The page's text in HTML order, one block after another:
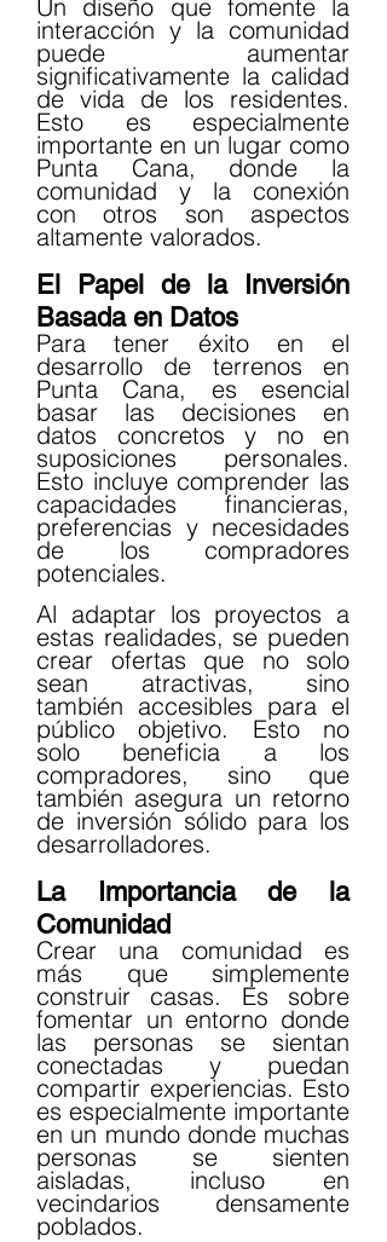
Un diseño que fomente la
interacción y la comunidad
puede aumentar
significativamente la calidad
de vida de los residentes.
Esto es especialmente
importante en un lugar como
Punta Cana, donde la
comunidad y la conexión
con otros son aspectos
altamente valorados.
El Papel de la Inversión
Basada en Datos
Para tener éxito en el
desarrollo de terrenos en
Punta Cana, es esencial
basar las decisiones en
datos concretos y no en
suposiciones personales.
Esto incluye comprender las
capacidades financieras,
preferencias y necesidades
de los compradores
potenciales.
Al adaptar los proyectos a
estas realidades, se pueden
crear ofertas que no solo
sean atractivas, sino
también accesibles para el
público objetivo. Esto no
solo beneficia a los
compradores, sino que
también asegura un retorno
de inversión sólido para los
desarrolladores.
La Importancia de la
Comunidad
Crear una comunidad es
más que simplemente
construir casas. Es sobre
fomentar un entorno donde
las personas se sientan
conectadas y puedan
compartir experiencias. Esto
es especialmente importante
en un mundo donde muchas
personas se sienten
aisladas, incluso en
vecindarios densamente
poblados.